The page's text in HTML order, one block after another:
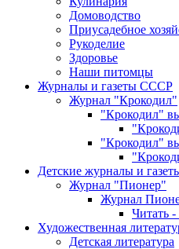
Домоводство
Приусадебное
Рукоделие
Здоровье
Наши питомцы
Журналы и газеты СССР
Журнал "Крокодил"
"Крокодил"
"Крокодил"
Детские журналы и
Журнал "Пионер"
Журнал
Читать
Художественная
Детская литература